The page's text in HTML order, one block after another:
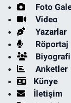
Foto
Video
Yazarlar
Röportaj
Biyografi
Anketler
Künye
İletişim